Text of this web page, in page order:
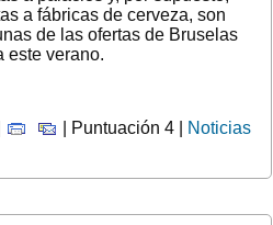
a fábricas de cerveza, son
de las ofertas de Bruselas
este verano.
| Puntuación 4 |
Noticias